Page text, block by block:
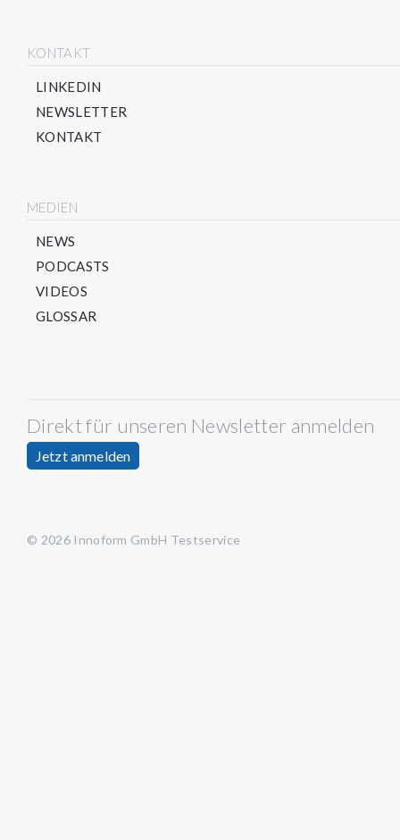
KONTAKT
LINKEDIN
NEWSLETTER
KONTAKT
MEDIEN
NEWS
PODCASTS
VIDEOS
GLOSSAR
Direkt für unseren Newsletter anmelden
Jetzt anmelden
© 2026 Innoform GmbH Testservice